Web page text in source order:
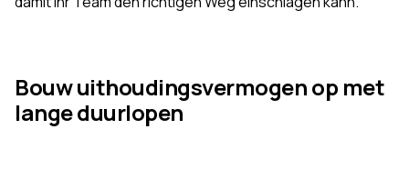
Bouw uithoudingsvermogen op met
lange duurlopen